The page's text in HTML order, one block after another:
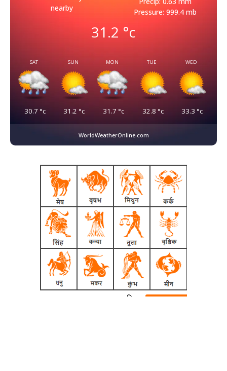
nearby
Pressure: 999.4 mb
31.2 °c
SAT
30.7 °c
SUN
31.2 °c
MON
31.7 °c
TUE
32.8 °c
WED
33.3 °c
WorldWeatherOnline.com